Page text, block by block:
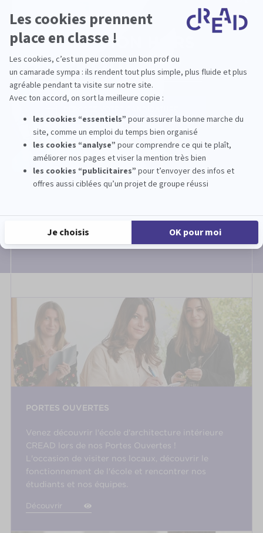
CREAD›Nous rencontrer
NOUS RENCONTRER
L'école d'architecture intérieure CREAD vous
donne RDV à tout moment à Lyon, Lille, Aix-en-
Provence, Bordeaux, Toulouse, Nantes, Rennes,
personnalisés, webconférences. Les équipes de
CREAD sont là pour vous renseigner sur les métiers
de l'architecture d'intérieure.
PORTES OUVERTES
Venez découvrir l'école d'architecture intérieure
CREAD lors de nos Portes Ouvertes !
L'occasion de visiter nos locaux, découvrir le
fonctionnement de l'école et rencontrer nos
étudiants et nos équipes.
Découvrir